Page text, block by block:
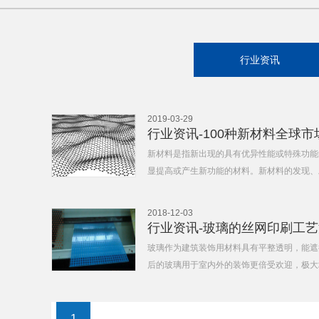
行业资讯
2019-03-29
新材料是指新出现的具有优异性能或特殊功
显提高或产生新功能的材料。新材料的发现
2018-12-03
行业资讯-玻璃的丝网印刷工
玻璃作为建筑装饰用材料具有平整透明，能
后的玻璃用于室内外的装饰更倍受欢迎，极